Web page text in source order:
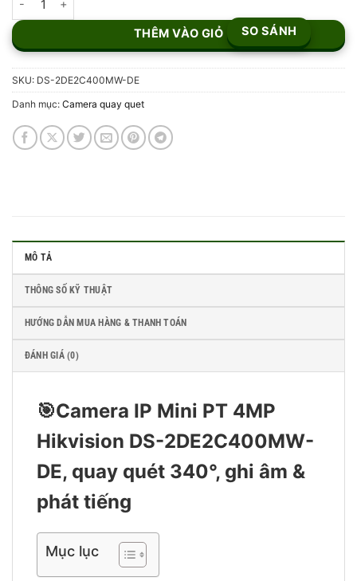
THÊM VÀO GIỎ SO SÁNH
SKU: DS-2DE2C400MW-DE
Danh mục: Camera quay quet
MÔ TẢ
THÔNG SỐ KỸ THUẬT
HƯỚNG DẪN MUA HÀNG & THANH TOÁN
ĐÁNH GIÁ (0)
🎯Camera IP Mini PT 4MP
Hikvision DS-2DE2C400MW-
DE, quay quét 340°, ghi âm &
phát tiếng
Mục lục